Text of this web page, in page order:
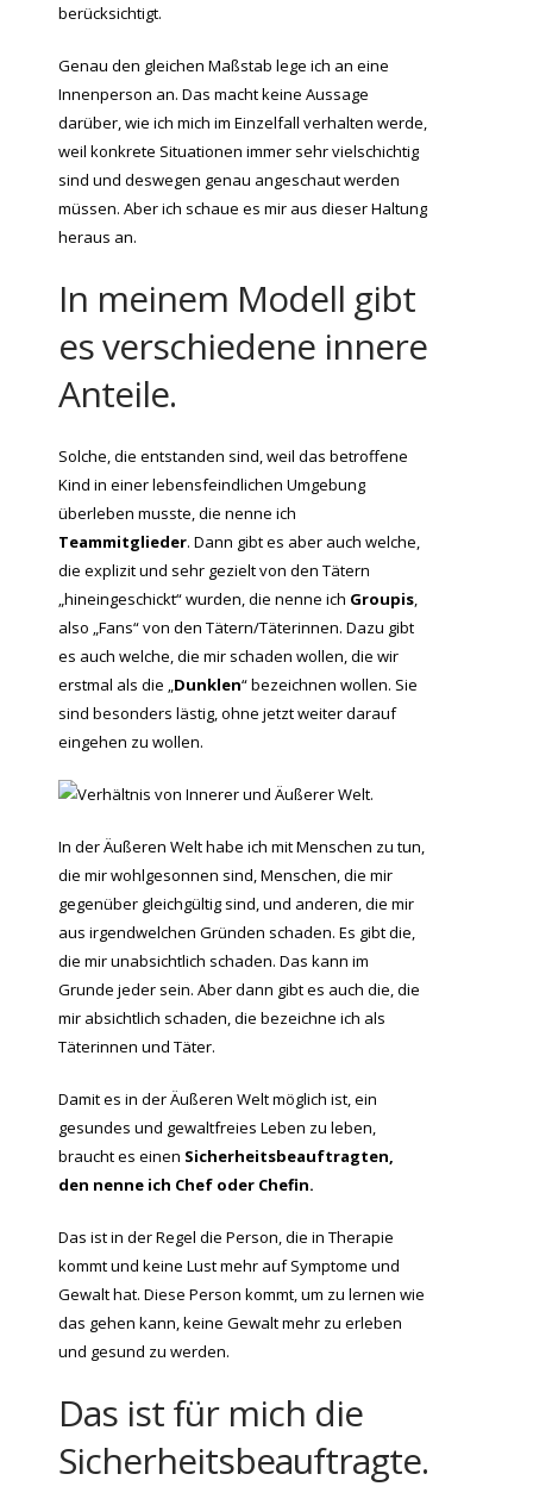
berücksichtigt.
Genau den gleichen Maßstab lege ich an eine
Innenperson an. Das macht keine Aussage
darüber, wie ich mich im Einzelfall verhalten werde,
weil konkrete Situationen immer sehr vielschichtig
sind und deswegen genau angeschaut werden
müssen. Aber ich schaue es mir aus dieser Haltung
heraus an.
In meinem Modell gibt
es verschiedene innere
Anteile.
Solche, die entstanden sind, weil das betroffene
Kind in einer lebensfeindlichen Umgebung
überleben musste, die nenne ich
Teammitglieder. Dann gibt es aber auch welche,
die explizit und sehr gezielt von den Tätern
„hineingeschickt“ wurden, die nenne ich Groupis
also „Fans“ von den Tätern/Täterinnen. Dazu gibt
es auch welche, die mir schaden wollen, die wir
erstmal als die „ Dunklen“ bezeichnen wollen. Sie
sind besonders lästig, ohne jetzt weiter darauf
eingehen zu wollen.
In der Äußeren Welt habe ich mit Menschen zu tun,
die mir wohlgesonnen sind, Menschen, die mir
gegenüber gleichgültig sind, und anderen, die mir
aus irgendwelchen Gründen schaden. Es gibt die,
die mir unabsichtlich schaden. Das kann im
Grunde jeder sein. Aber dann gibt es auch die, die
mir absichtlich schaden, die bezeichne ich als
Täterinnen und Täter.
Damit es in der Äußeren Welt möglich ist, ein
gesundes und gewaltfreies Leben zu leben,
braucht es einen Sicherheitsbeauftragten,
den nenne ich Chef oder Chefin.
Das ist in der Regel die Person, die in Therapie
kommt und keine Lust mehr auf Symptome und
Gewalt hat. Diese Person kommt, um zu lernen wie
das gehen kann, keine Gewalt mehr zu erleben
und gesund zu werden.
Das ist für mich die
Sicherheitsbeauftragte.